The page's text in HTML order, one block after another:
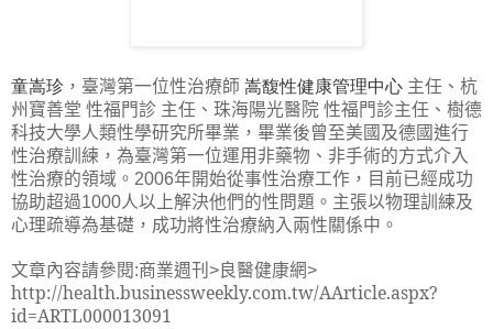
童嵩珍 ，臺灣第一位性治療師 嵩馥性健康管理中心 主任、杭
州寶善堂 性福門診 主任、珠海陽光醫院性福門診主任、樹德
科技大學人類性學研究所畢業，畢業後曾至美國及德國進行
性治療訓練，為臺灣第一位運用非藥物、非手術的方式介入
性治療的領域。 2006年開始從事性治療工作，目前已經成功
協助超過1000人以上解決他們的性問題。主張以物理訓練及
心理疏導為基礎，成功將性治療納入兩性關係中。
文章內容請參閱:商業週刊>良醫健康網>
http://health.businessweekly.com.tw/AArticle.aspx?
id=ARTL000013091